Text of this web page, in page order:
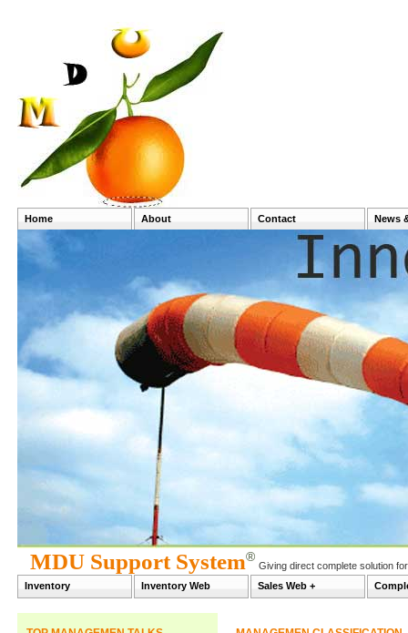
Home
About
Managemen
History
Production Facility
Contact
News
Global
MDU Support System®
Giving direct complete solution
Inventory
Inventory Web Sales Web +